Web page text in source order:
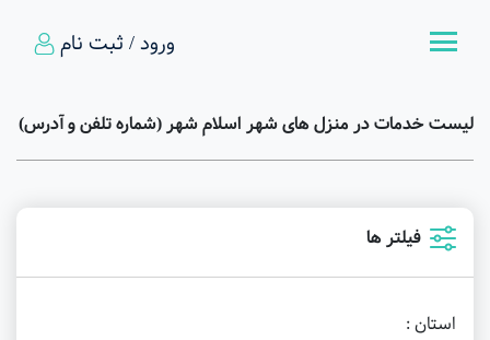
ورود / ثبت نام
لیست خدمات در منزل های شهر اسلام شهر (شماره تلفن و آدرس)
فیلتر ها
استان :